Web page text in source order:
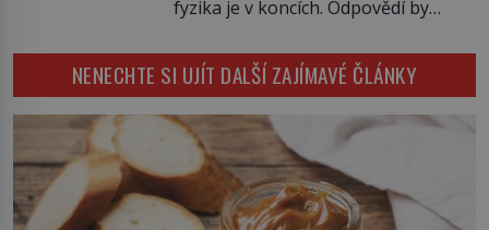
Každý nový nález mění naše
dokáže příroda a napovídá, kde
bychom jednou […]
fyzika je v koncích. Odpovědí by
energie. Právě na tu se zaměří
pozornost dvojice zkušených
astronomů. Namísto ní ale objeví
něco mnohem hmatatelnějšího.
Naprosto rekordní kometu!
Astronomové Pedro Bernardinelli a
Gary Bernstein mravenčí prací
zkoumají archivní snímky v rámci
NENECHTE SI UJÍT DALŠÍ ZAJÍMAVÉ ČLÁNKY